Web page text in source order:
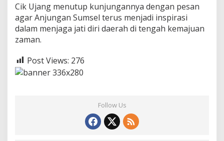
Cik Ujang menutup kunjungannya dengan pesan
agar Anjungan Sumsel terus menjadi inspirasi
dalam menjaga jati diri daerah di tengah kemajuan
zaman.
Post Views: 276
Follow Us